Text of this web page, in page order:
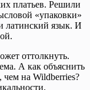
платьев. Решили
«упаковки»
латинский язык. И
оттолкнуть.
А как объяснить
чем на Wildberries?